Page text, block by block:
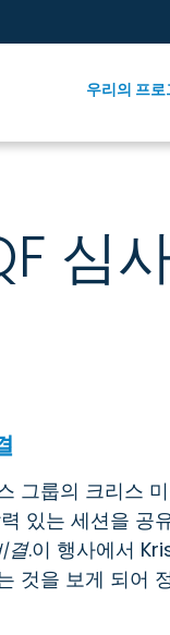
우리의 프로
심
그룹의 크리스
있는 세션을 공
결.이 행사에서
것을 보게 되어